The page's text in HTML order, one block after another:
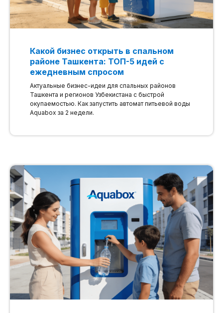
Какой бизнес открыть в спальном
районе Ташкента: ТОП-5 идей с
ежедневным спросом
Актуальные бизнес-идеи для спальных районов
Ташкента и регионов Узбекистана с быстрой
окупаемостью. Как запустить автомат питьевой воды
Aquabox за 2 недели.